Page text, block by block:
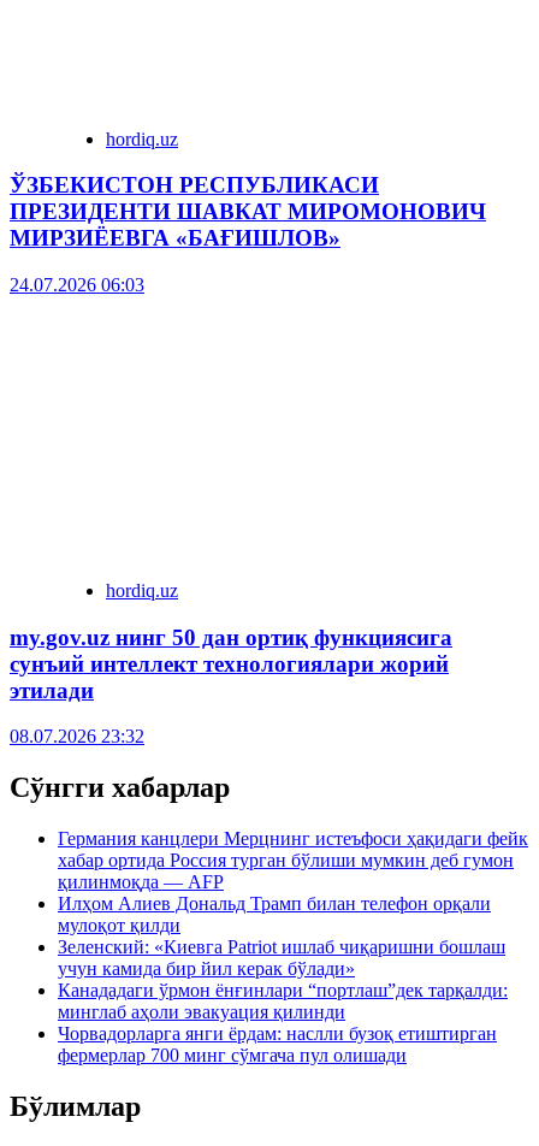
hordiq.uz
ЎЗБЕКИСТОН РЕСПУБЛИКАСИ
ПРЕЗИДЕНТИ ШАВКАТ МИРОМОНОВИЧ
МИРЗИЁЕВГА «БАҒИШЛОВ»
24.07.2026 06:03
hordiq.uz
my.gov.uz нинг 50 дан ортиқ функциясига
сунъий интеллект технологиялари жорий
этилади
08.07.2026 23:32
Сўнгги хабарлар
Германия канцлери Мерцнинг истеъфоси ҳақидаги фейк
хабар ортида Россия турган бўлиши мумкин деб гумон
қилинмоқда — AFP
Илҳом Алиев Дональд Трамп билан телефон орқали
мулоқот қилди
Зеленский: «Киевга Patriot ишлаб чиқаришни бошлаш
учун камида бир йил керак бўлади»
Канададаги ўрмон ёнғинлари “портлаш”дек тарқалди:
минглаб аҳоли эвакуация қилинди
Чорвадорларга янги ёрдам: наслли бузоқ етиштирган
фермерлар 700 минг сўмгача пул олишади
Бўлимлар